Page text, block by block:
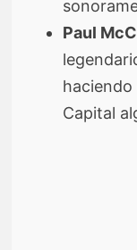
Paul
haciendo
Capital